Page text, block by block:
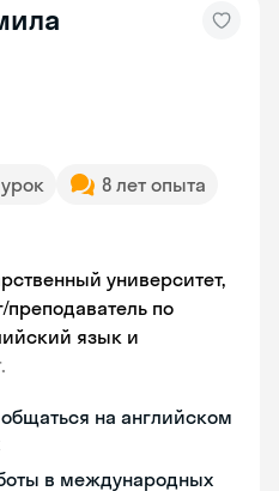
8 лет опыта
университет,
по
язык и
на английском
в международных